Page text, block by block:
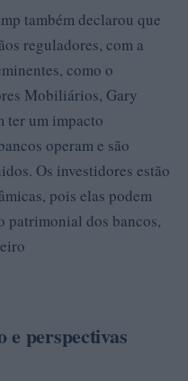
também declarou que
reguladores, com a
como o
Mobiliários, Gary
ter um impacto
operam e são
Os investidores estão
pois elas podem
patrimonial dos bancos,
e perspectivas